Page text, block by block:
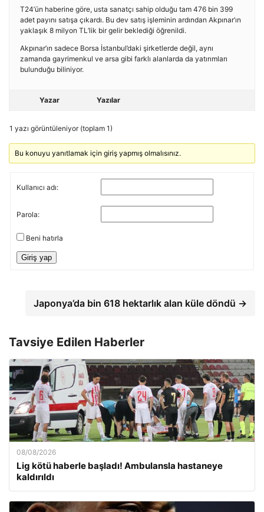
T24’ün haberine göre, usta sanatçı sahip olduğu tam 476 bin 399
adet payını satışa çıkardı. Bu dev satış işleminin ardından Akpınar’ın
yaklaşık 8 milyon TL’lik bir gelir beklediği öğrenildi.
Akpınar’ın sadece Borsa İstanbul’daki şirketlerde değil, aynı
zamanda gayrimenkul ve arsa gibi farklı alanlarda da yatırımları
bulunduğu biliniyor.
Yazar Yazılar
1 yazı görüntüleniyor (toplam 1)
Bu konuyu yanıtlamak için giriş yapmış olmalısınız.
Kullanıcı adı:
Parola:
Beni hatırla
Giriş yap
Japonya’da bin 618 hektarlık alan küle döndü →
Tavsiye Edilen Haberler
08/08/2026
Lig kötü haberle başladı! Ambulansla hastaneye
kaldırıldı